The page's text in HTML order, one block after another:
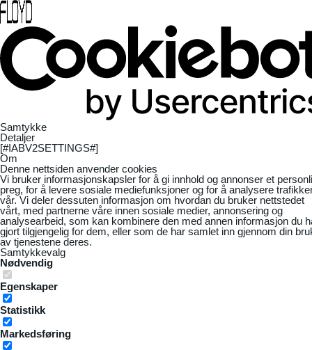
Samtykke
Detaljer
[#IABV2SETTINGS#]
Om
Denne nettsiden anvender cookies
Vi bruker informasjonskapsler for å gi innhold og annonser et
preg, for å levere sosiale mediefunksjoner og for å analysere
vår. Vi deler dessuten informasjon om hvordan du bruker nettstedet
vårt, med partnerne våre innen sosiale medier, annonsering og
analysearbeid, som kan kombinere den med annen informasjon du
gjort tilgjengelig for dem, eller som de har samlet inn gjennom din
av tjenestene deres.
Samtykkevalg
Nødvendig
Egenskaper
Statistikk
Markedsføring